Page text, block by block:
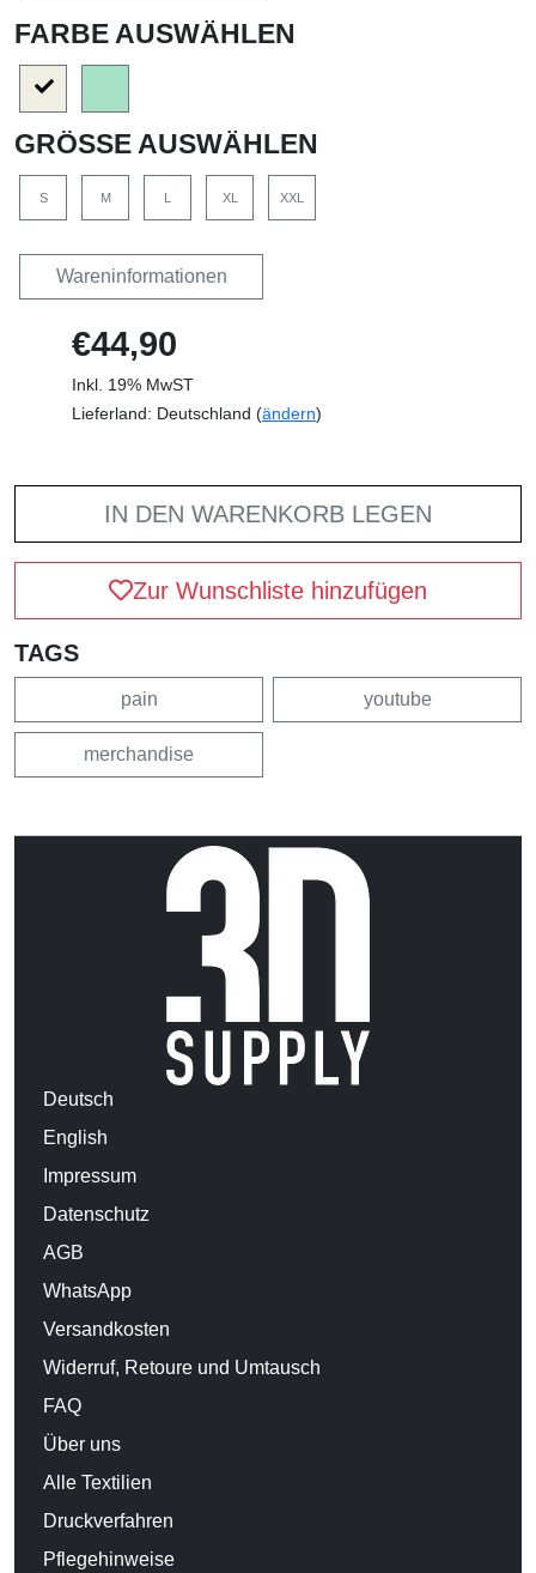
FARBE AUSWÄHLEN
GRÖSSE AUSWÄHLEN
S M L XL XXL
Wareninformationen
€44,90
Inkl. 19% MwST
Lieferland: Deutschland (ändern)
IN DEN WARENKORB LEGEN
Zur Wunschliste hinzufügen
TAGS
pain youtube
merchandise
Deutsch
English
Impressum
Datenschutz
AGB
WhatsApp
Versandkosten
Widerruf, Retoure und Umtausch
FAQ
Über uns
Alle Textilien
Druckverfahren
Pflegehinweise